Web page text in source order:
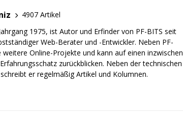
4907 Artikel
1975, ist Autor und Erfinder von PF-BITS seit
Web-Berater und -Entwickler. Neben PF-
Online-Projekte und kann auf einen inzwischen
zurückblicken. Neben der technischen
er regelmäßig Artikel und Kolumnen.